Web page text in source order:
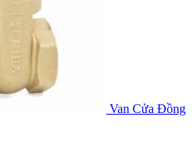
Van Cửa Đồng